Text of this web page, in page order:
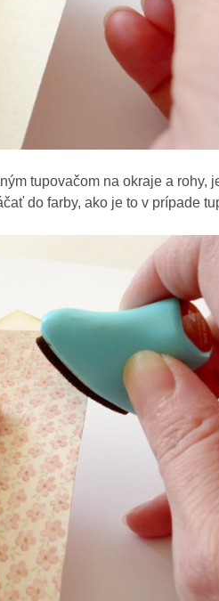
tupovačom na okraje a rohy,
do farby, ako je to v prípade